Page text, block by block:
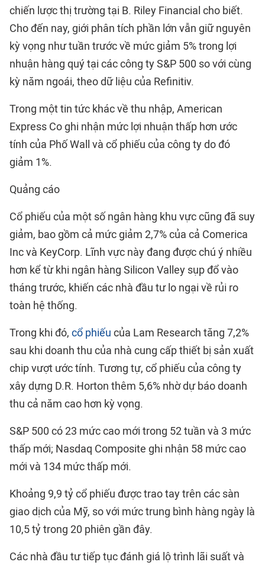
chiến lược thị trường tại B. Riley Financial cho biết.
Cho đến nay, giới phân tích phần lớn vẫn giữ nguyên
kỳ vọng như tuần trước về mức giảm 5% trong lợi
nhuận hàng quý tại các công ty S&P 500 so với cùng
kỳ năm ngoái, theo dữ liệu của Refinitiv.
Trong một tin tức khác về thu nhập, American
Express Co ghi nhận mức lợi nhuận thấp hơn ước
tính của Phố Wall và cổ phiếu của công ty do đó
giảm 1%.
Quảng cáo
Cổ phiếu của một số ngân hàng khu vực cũng đã suy
giảm, bao gồm cả mức giảm 2,7% của cả Comerica
Inc và KeyCorp. Lĩnh vực này đang được chú ý nhiều
hơn kể từ khi ngân hàng Silicon Valley sụp đổ vào
tháng trước, khiến các nhà đầu tư lo ngại về rủi ro
toàn hệ thống.
Trong khi đó, cổ phiếu của Lam Research tăng 7,2%
sau khi doanh thu của nhà cung cấp thiết bị sản xuất
chip vượt ước tính. Tương tự, cổ phiếu của công ty
xây dựng D.R. Horton thêm 5,6% nhờ dự báo doanh
thu cả năm cao hơn kỳ vọng.
S&P 500 có 23 mức cao mới trong 52 tuần và 3 mức
thấp mới; Nasdaq Composite ghi nhận 58 mức cao
mới và 134 mức thấp mới.
Khoảng 9,9 tỷ cổ phiếu được trao tay trên các sàn
giao dịch của Mỹ, so với mức trung bình hàng ngày là
10,5 tỷ trong 20 phiên gần đây.
Các nhà đầu tư tiếp tục đánh giá lộ trình lãi suất và